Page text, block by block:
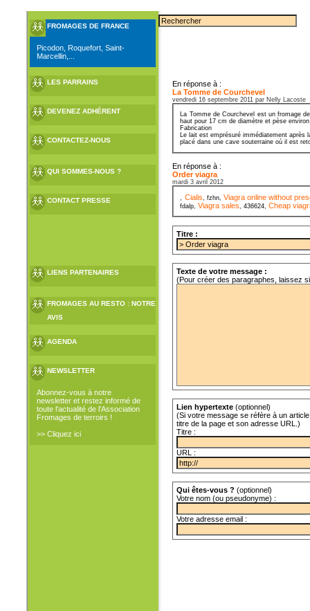
FROMAGES DE FRANCE
Picodon, Roquefort, Saint-
Marcellin,...
LES PARRAINS
DEVENEZ ADHÉRENT
CONTACTEZ-NOUS
QUI SOMMES-NOUS ?
CONTACT PRESSE
LIENS PARTENAIRES
FROMAGES AU RESTO : NOTRE
AVIS
AGENDA
NEWSLETTER
Abonnez-vous à notre
newsletter et restez informé de
toute l'actualité de l'Association
Fromages de terroirs !
>> Cliquez ici
En réponse à :
La Tomme de Courchevel
vendredi 16 septembre 2011 par Nelly Lacoste
La Tomme de Courchevel est un fromage
haut pour 17 cm de diamètre et pèse
Fabrication
Le lait est emprésuré immédiatement
placé dans une cave souterraine où il est
En réponse à :
Order viagra
mardi 3 avril 2012
, Cialis, fzhn, Viagra online without
fdalp,Viagra sales, 436624,Cheap
Titre :
Texte de votre message :
(Pour créer des paragraphes, laissez
Lien hypertexte (optionnel)
(Si votre message se réfère à un
titre de la page et son adresse URL.)
Titre :
URL :
Qui êtes-vous ? (optionnel)
Votre nom (ou pseudonyme) :
Votre adresse email :